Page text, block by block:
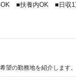
■扶養内OK ■日収1
の勤務地を紹介します。